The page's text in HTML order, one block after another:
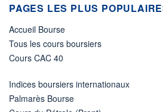
PAGES LES PLUS
Accueil Bourse
Tous les cours boursiers
Cours CAC 40
Indices boursiers internationaux
Palmarès Bourse